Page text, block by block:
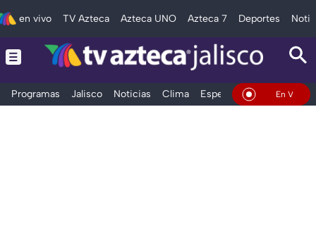
en vivo TV Azteca Azteca UNO Azteca 7 Deportes
Programas Jalisco Noticias Clima Espectáculos Deportes
En Vivo